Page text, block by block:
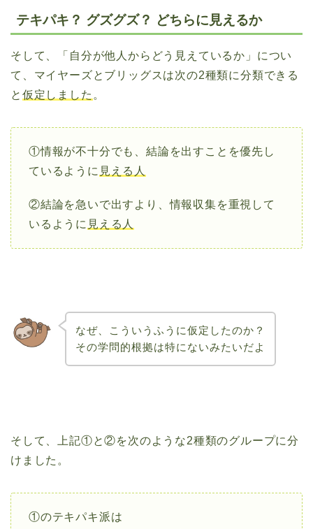
テキパキ？ グズグズ？ どちらに見えるか
そして、「自分が他人からどう見えているか」につい
て、マイヤーズとブリッグスは次の2種類に分類できる
と 仮定しました 。
①情報が不十分でも、結論を出すことを優先し
ているように 見える人
②結論を急いで出すより、情報収集を重視して
いるように 見える人
なぜ、こういうふうに仮定したのか？
その学問的根拠は特にないみたいだよ
そして、上記①と②を次のような2種類のグループに分
けました。
①のテキパキ派は